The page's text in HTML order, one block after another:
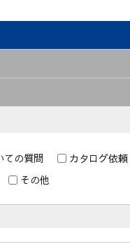
092-281-5361
ての質問
カタログ依頼
その他